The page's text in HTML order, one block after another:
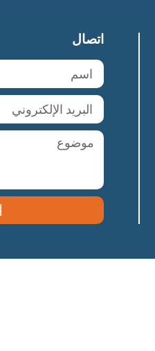
اتصال